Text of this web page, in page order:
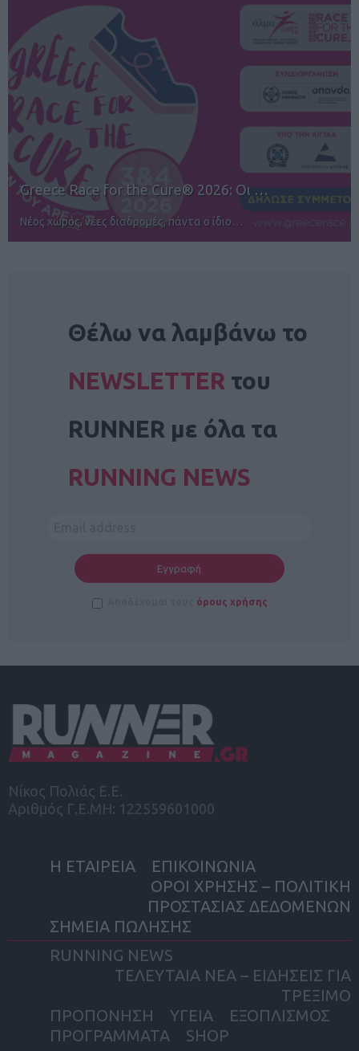
Greece Race for the Cure® 2026: Οι …
Νέος χώρος, νέες διαδρομές, πάντα ο ίδιο…
Θέλω να λαμβάνω το
NEWSLETTER του
RUNNER με όλα τα
RUNNING NEWS
όρους χρήσης
Νίκος Πολιάς Ε.Ε.
Αριθμός Γ.Ε.ΜΗ: 122559601000
Η ΕΤΑΙΡΕΙΑ
ΕΠΙΚΟΙΝΩΝΙΑ
ΟΡΟΙ ΧΡΗΣΗΣ – ΠΟΛΙΤΙΚΗ
ΠΡΟΣΤΑΣΙΑΣ ΔΕΔΟΜΕΝΩΝ
ΣΗΜΕΙΑ ΠΩΛΗΣΗΣ
RUNNING NEWS
ΤΕΛΕΥΤΑΙΑ ΝΕΑ – ΕΙΔΗΣΕΙΣ ΓΙΑ
ΤΡΕΞΙΜΟ
ΠΡΟΠΟΝΗΣΗ
ΥΓΕΙΑ
ΕΞΟΠΛΙΣΜΟΣ
ΠΡΟΓΡΑΜΜΑΤΑ
SHOP